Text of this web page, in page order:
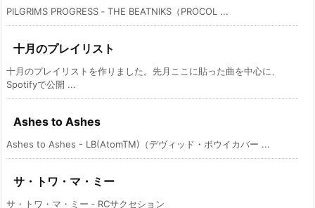
PILGRIMS PROGRESS ‑ THE BEATNIKS（PROCOL ...
十月のプレイリスト
十月のプレイリストを作りました。先月ここに貼った曲を中心に、
Spotifyで公開 ...
Ashes to Ashes
Ashes to Ashes - LB(AtomTM)（デヴィッド・ボウイカバー ...
サ・トワ・マ・ミー
サ・トワ・マ・ミー ‑ RCサクセション